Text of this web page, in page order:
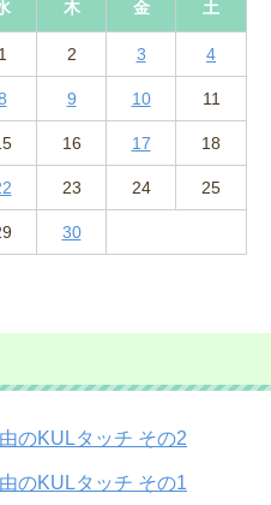
木 金 土
1 2 3 4
9 10 11
16 17 18
23 24 25
30
のKULタッチ その2
のKULタッチ その1